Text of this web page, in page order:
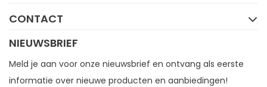
CONTACT
NIEUWSBRIEF
Meld je aan voor onze nieuwsbrief en ontvang als eerste
informatie over nieuwe producten en aanbiedingen!